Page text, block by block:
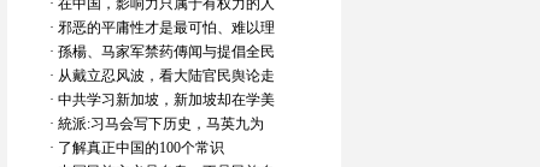
· 在中国，影响力只属于有权力的人
· 邪恶的平庸性才是最可怕、难以理
· 孫楊、马家军禁药傳闻与提倡全民
· 从戴立忍风波，看大陆官民舆论走
· 中共学习新加坡，新加坡却在学美
· 統派:习马会写下历史，马英九为
· 了解真正中国的100个常识